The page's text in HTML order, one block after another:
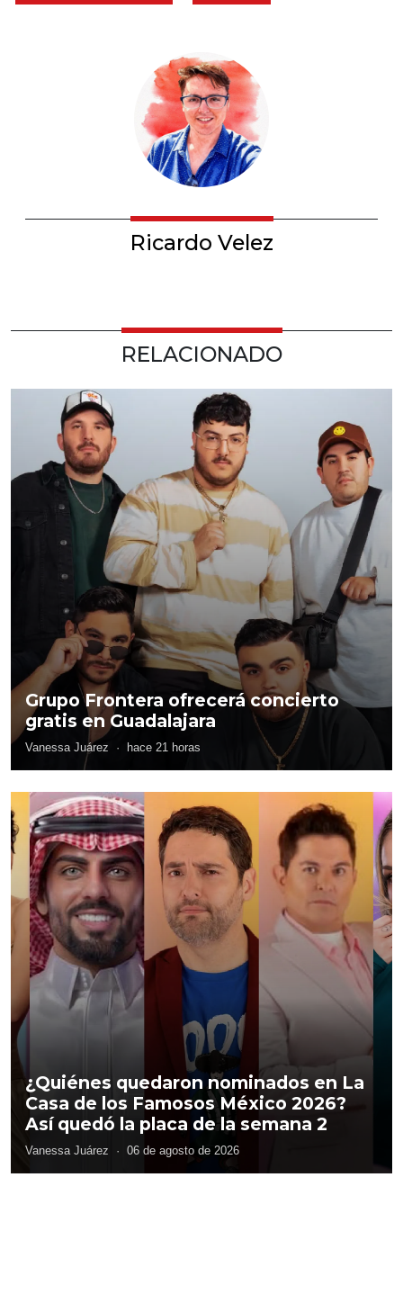
Ricardo Velez
RELACIONADO
Grupo Frontera ofrecerá concierto
gratis en Guadalajara
Vanessa Juárez · hace 21 horas
¿Quiénes quedaron nominados en La
Casa de los Famosos México 2026?
Así quedó la placa de la semana 2
Vanessa Juárez · 06 de agosto de 2026